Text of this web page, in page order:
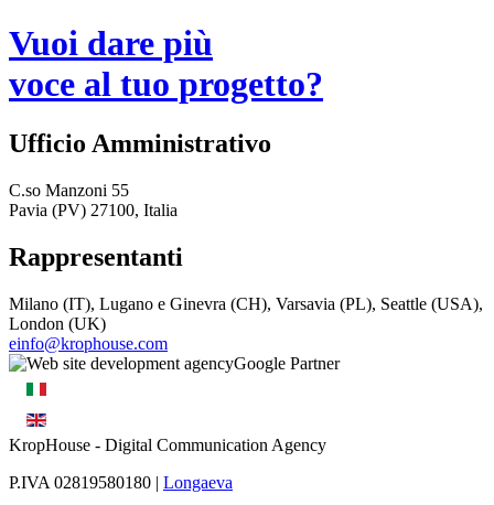
Vuoi dare più
voce al tuo progetto?
Ufficio Amministrativo
C.so Manzoni 55
Pavia (PV) 27100, Italia
Rappresentanti
Milano (IT), Lugano e Ginevra (CH), Varsavia (PL), Seattle (USA),
London (UK)
einfo@krophouse.com
KropHouse - Digital Communication Agency
P.IVA 02819580180 | Longaeva